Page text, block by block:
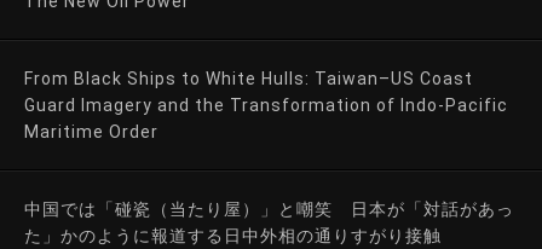
From Black Ships to White Hulls: Taiwan–US Coast
Guard Imagery and the Transformation of Indo-Pacific
Maritime Order
中国では「碰瓷（当たり屋）」と嘲笑 日本が「対話があっ
た」かのように報道する日中外相の通りすがり接触